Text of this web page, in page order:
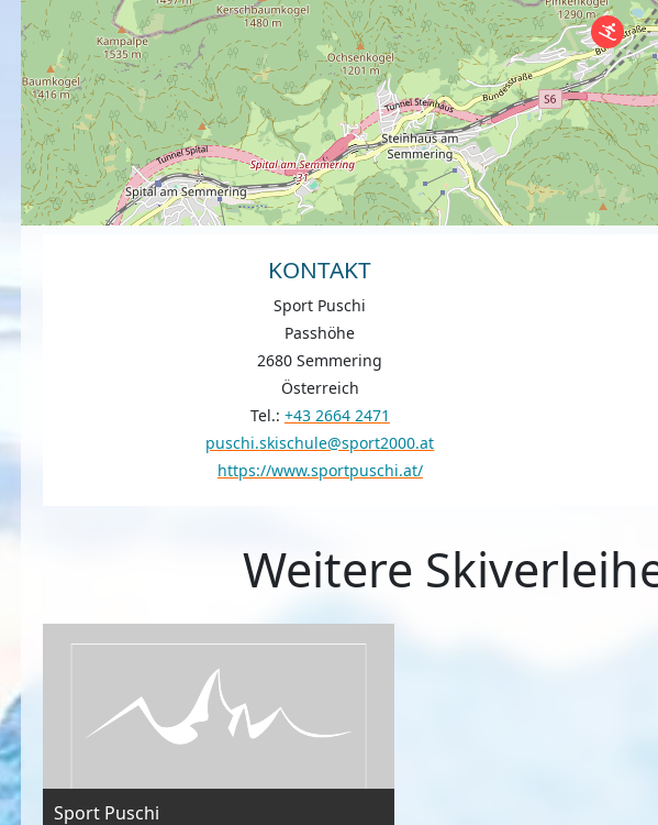
KONTAKT
Sport Puschi
Passhöhe
2680 Semmering
Österreich
Tel.: +43 2664 2471
puschi.skischule@sport2000.at
https://www.sportpuschi.at/
Weitere
Sport Puschi